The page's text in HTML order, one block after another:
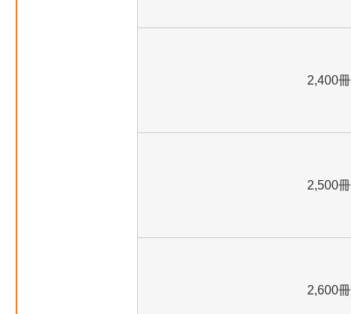
2,400冊
2,500冊
2,600冊